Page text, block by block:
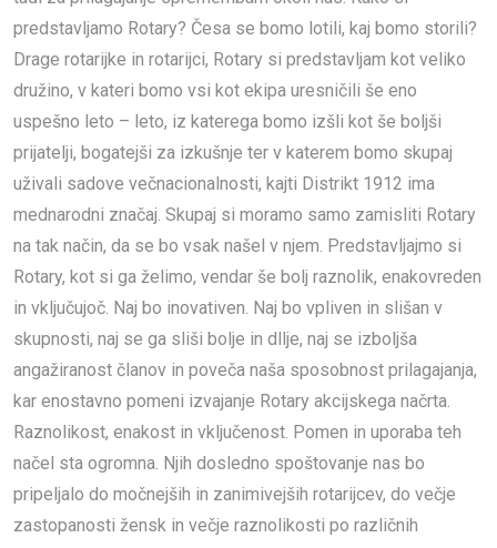
predstavljamo Rotary? Česa se bomo lotili, kaj bomo storili?
Drage rotarijke in rotarijci, Rotary si predstavljam kot veliko
družino, v kateri bomo vsi kot ekipa uresničili še eno
uspešno leto – leto, iz katerega bomo izšli kot še boljši
prijatelji, bogatejši za izkušnje ter v katerem bomo skupaj
uživali sadove večnacionalnosti, kajti Distrikt 1912 ima
mednarodni značaj. Skupaj si moramo samo zamisliti Rotary
na tak način, da se bo vsak našel v njem. Predstavljajmo si
Rotary, kot si ga želimo, vendar še bolj raznolik, enakovreden
in vključujoč. Naj bo inovativen. Naj bo vpliven in slišan v
skupnosti, naj se ga sliši bolje in dllje, naj se izboljša
angažiranost članov in poveča naša sposobnost prilagajanja,
kar enostavno pomeni izvajanje Rotary akcijskega načrta.
Raznolikost, enakost in vključenost. Pomen in uporaba teh
načel sta ogromna. Njih dosledno spoštovanje nas bo
pripeljalo do močnejših in zanimivejših rotarijcev, do večje
zastopanosti žensk in večje raznolikosti po različnih